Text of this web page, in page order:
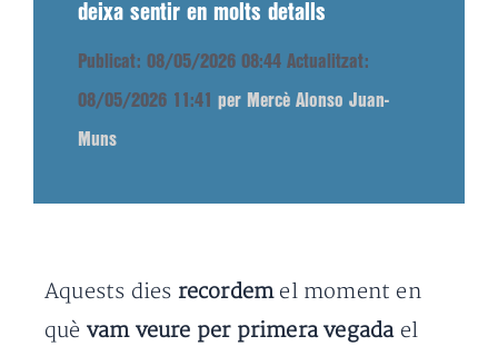
deixa sentir en molts detalls
Publicat: 08/05/2026 08:44 Actualitzat:
08/05/2026 11:41 per Mercè Alonso Juan-
Muns
Aquests dies recordem el moment en
què vam veure per primera vegada el